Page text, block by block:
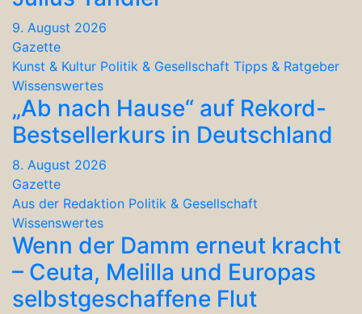
9. August 2026
Gazette
Kunst & Kultur Politik & Gesellschaft Tipps & Ratgeber
Wissenswertes
„Ab nach Hause“ auf Rekord-
Bestsellerkurs in Deutschland
8. August 2026
Gazette
Aus der Redaktion Politik & Gesellschaft
Wissenswertes
Wenn der Damm erneut kracht
– Ceuta, Melilla und Europas
selbstgeschaffene Flut